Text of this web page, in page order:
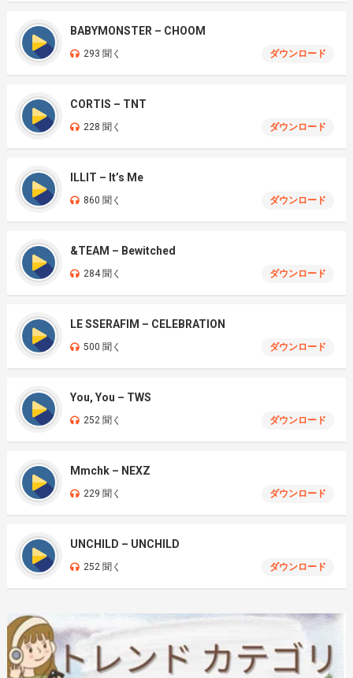
BABYMONSTER – CHOOM
293 聞く ダウンロード
CORTIS – TNT
228 聞く ダウンロード
ILLIT – It’s Me
860 聞く ダウンロード
&TEAM – Bewitched
284 聞く ダウンロード
LE SSERAFIM – CELEBRATION
500 聞く ダウンロード
You, You – TWS
252 聞く ダウンロード
Mmchk – NEXZ
229 聞く ダウンロード
UNCHILD – UNCHILD
252 聞く ダウンロード